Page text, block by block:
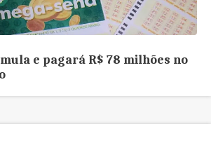
e pagará R$ 78 milhões no